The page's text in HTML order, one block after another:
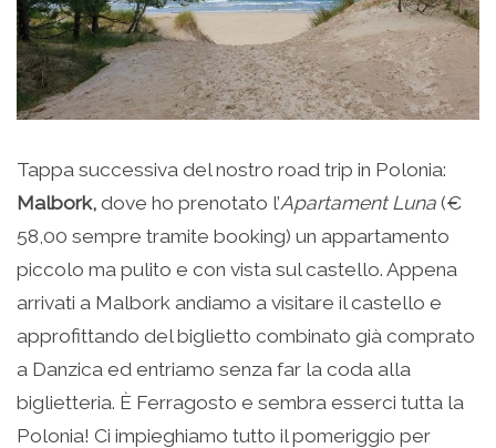
Tappa successiva del nostro road trip in Polonia:
Malbork, dove ho prenotato l’Apartament Luna (€
58,00 sempre tramite booking) un appartamento
piccolo ma pulito e con vista sul castello. Appena
arrivati a Malbork andiamo a visitare il castello e
approfittando del biglietto combinato già comprato
a Danzica ed entriamo senza far la coda alla
biglietteria. È Ferragosto e sembra esserci tutta la
Polonia! Ci impieghiamo tutto il pomeriggio per